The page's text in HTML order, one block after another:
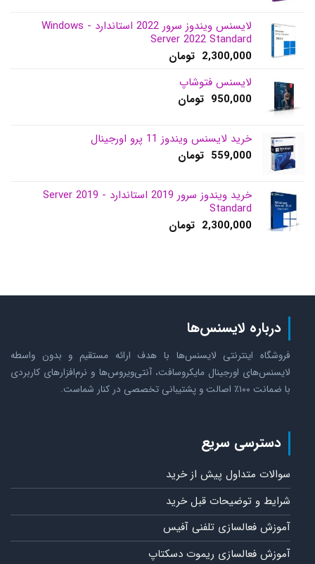
لایسنس ویندوز سرور 2022 استاندارد - Windows
Server 2022 Standard
2,300,000 تومان
لایسنس فتوشاپ
950,000 تومان
خرید لایسنس ویندوز 11 پرو اورجینال
559,000 تومان
خرید ویندوز سرور 2019 استاندارد - Server 2019
Standard
2,300,000 تومان
درباره لایسنس‌ها
فروشگاه اینترنتی لایسنس‌ها با هدف ارائه مستقیم و بدون واسطه
لایسنس‌های اورجینال مایکروسافت، آنتی‌ویروس‌ها و نرم‌افزارهای کاربردی
با ضمانت ۱۰۰٪ اصالت و پشتیبانی تخصصی در کنار شماست.
دسترسی سریع
سوالات متداول پیش از خرید
شرایط و توضیحات قبل خرید
آموزش فعالسازی تلفنی آفیس
آموزش فعالسازی ریموت دسکتاپ